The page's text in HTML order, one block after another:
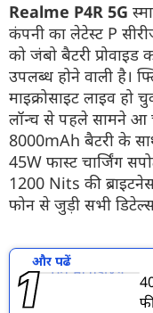
Realme P4R 5G
कंपनी का लेटेस्ट P
को जंबो बैटरी
उपलब्ध होने वाली है।
माइक्रोसाइट लाइव
लॉन्च से पहले सामने आ
8000mAh बैटरी के
45W फास्ट चार्जिंग
1200 Nits की
फोन से जुड़ी सभी
और पढें